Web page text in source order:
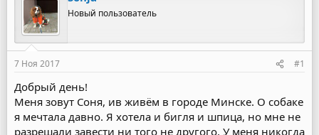
м
ы
Новый пользователь
7 Ноя 2017 #1
Добрый день!
Меня зовут Соня, ив живём в городе Минске. О собаке
я мечтала давно. Я хотела и бигля и шпица, но мне не
разрешали завести ни того не другого. У меня никогда